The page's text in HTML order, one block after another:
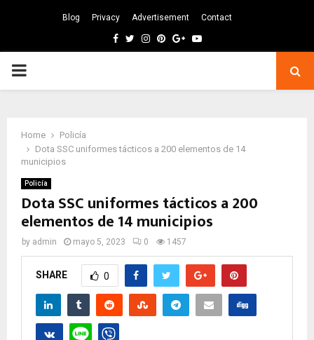
Blog Privacy Advertisement Contact
Facebook
TwitterInstagram
Pinterest
GoogleYoutube
PRIMARY
Home
Policía
Dota SSC uniformes tácticos a 200 elementos de 14
municipios
Policía
Dota SSC uniformes tácticos a 200
elementos de 14 municipios
by admin mayo 5, 2023 0 1457
SHARE 0